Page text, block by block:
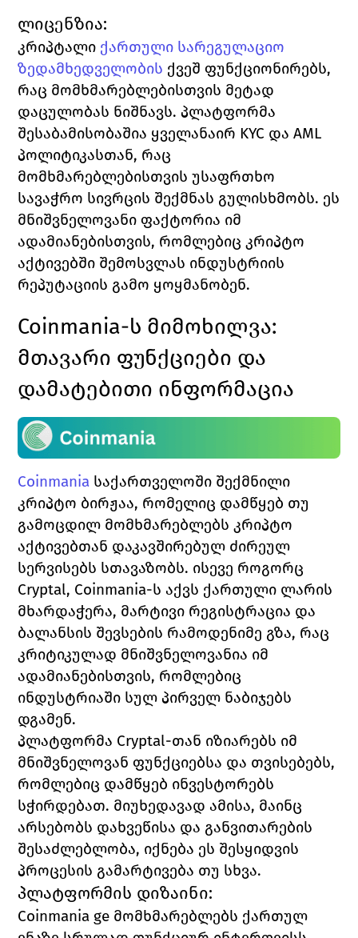
ლიცენზია:
კრიპტალი ქართული სარეგულაციო
ზედამხედველობის ქვეშ ფუნქციონირებს,
რაც მომხმარებლებისთვის მეტად
დაცულობას ნიშნავს. პლატფორმა
შესაბამისობაშია ყველანაირ KYC და
პოლიტიკასთან, რაც
მომხმარებლებისთვის უსაფრთხო
სავაჭრო სივრცის შექმნას გულისხმობს. ეს
მნიშვნელოვანი ფაქტორია იმ
ადამიანებისთვის, რომლებიც კრიპტო
აქტივებში შემოსვლას ინდუსტრიის
რეპუტაციის გამო ყოყმანობენ.
Coinmania-ს მიმოხილვა:
მთავარი ფუნქციები და
დამატებითი ინფორმაცია
Coinmania საქართველოში შექმნილი
კრიპტო ბირჟაა, რომელიც დამწყებ თუ
გამოცდილ მომხმარებლებს კრიპტო
აქტივებთან დაკავშირებულ ძირეულ
Cryptal, Coinmania-ს აქვს ქართული ლარის
მხარდაჭერა, მარტივი რეგისტრაცია და
ბალანსის შევსების რამოდენიმე გზა, რაც
კრიტიკულად მნიშვნელოვანია იმ
ადამიანებისთვის, რომლებიც
ინდუსტრიაში სულ პირველ ნაბიჯებს
დგამენ.
პლატფორმა Cryptal-თან იზიარებს იმ
მნიშვნელოვან ფუნქციებსა და თვისებებს,
რომლებიც დამწყებ ინვესტორებს
სჭირდებათ. მიუხედავად ამისა, მაინც
არსებობს დახვეწისა და განვითარების
შესაძლებლობა, იქნება ეს შესყიდვის
პროცესის გამარტივება თუ სხვა.
პლატფორმის დიზაინი:
Coinmania ge მომხმარებლებს ქართულ